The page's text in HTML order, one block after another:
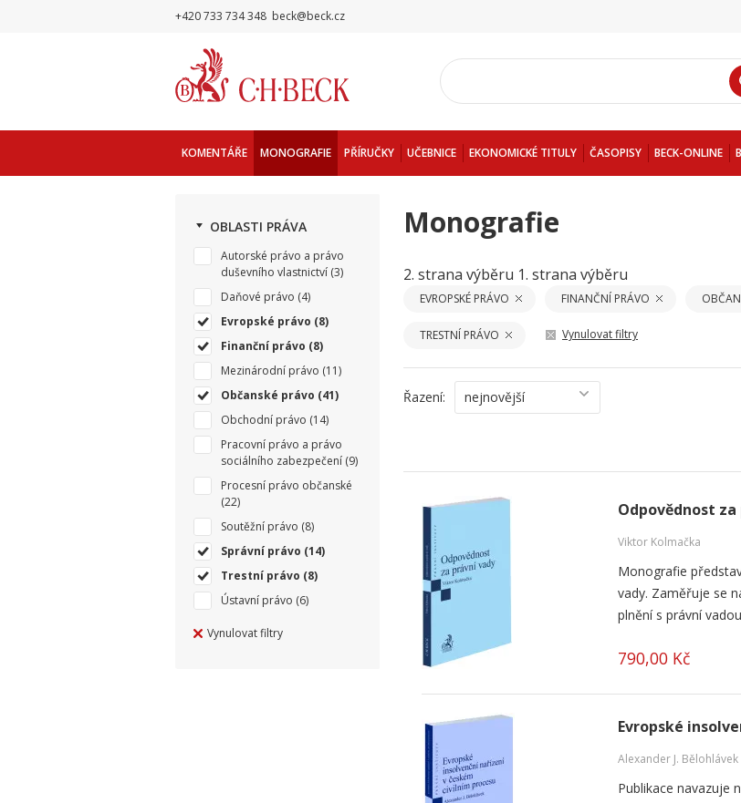
+420 733 734 348 beck@beck.cz
KOMENTÁŘE MONOGRAFIE PŘÍRUČKY UČEBNICE EKONOMICKÉ TITULY ČASOPISY BECK-ONLINE
OBLASTI PRÁVA
Autorské právo a právo
duševního vlastnictví (3)
Daňové právo (4)
Evropské právo (8)
Finanční právo (8)
Mezinárodní právo (11)
Občanské právo (41)
Obchodní právo (14)
Pracovní právo a právo
sociálního zabezpečení (9)
Procesní právo občanské
(22)
Soutěžní právo (8)
Správní právo (14)
Trestní právo (8)
Ústavní právo (6)
Vynulovat filtry
Monografie
2. strana výběru 1. strana výběru
EVROPSKÉ PRÁVO FINANČNÍ PRÁVO
TRESTNÍ PRÁVO Vynulovat filtry
Řazení: nejnovější
Odpovědnost
Viktor Kolmačka
Monografie
vady. Zaměřuje se
plnění s právní
790,00 Kč
Evropské
Alexander J. Bělohlávek
Publikace navazuje